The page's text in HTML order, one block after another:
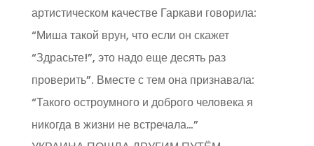
артистическом качестве Гаркави говорила:
“Миша такой врун, что если он скажет
“Здрасьте!”, это надо еще десять раз
проверить”. Вместе с тем она признавала:
“Такого остроумного и доброго человека я
никогда в жизни не встречала…”